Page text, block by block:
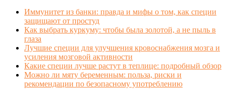
Иммунитет из банки: правда и мифы о том, как специи
защищают от простуд
Как выбрать куркуму: чтобы была золотой, а не пыль в
глаза
Лучшие специи для улучшения кровоснабжения мозга и
усиления мозговой активности
Какие специи лучше растут в теплице: подробный обзор
Можно ли мяту беременным: польза, риски и
рекомендации по безопасному употреблению